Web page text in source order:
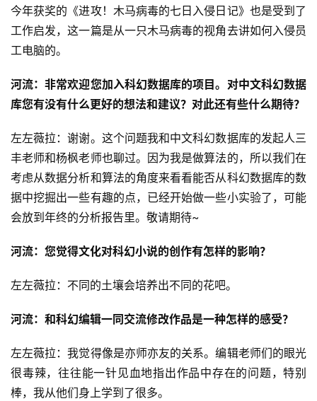
主
科
幻
小
说
库
今年获奖的《进攻！木马病毒的七日入侵日记》也是受到了
工作启发，这一篇是从一只木马病毒的视角去讲如何入侵员
工电脑的。
河流：非常欢迎您加入科幻数据库的项目。对中文科幻数据
库您有没有什么更好的想法和建议？对此还有些什么期待？
左左薇拉：谢谢。这个问题我和中文科幻数据库的发起人三
丰老师和杨枫老师也聊过。因为我是做算法的，所以我们在
考虑从数据分析和算法的角度来看看能否从科幻数据库的数
据中挖掘出一些有趣的点，已经开始做一些小实验了，可能
会放到年终的分析报告里。敬请期待~
河流：您觉得文化对科幻小说的创作有怎样的影响？
左左薇拉：不同的土壤会培养出不同的花吧。
河流：和科幻编辑一同交流修改作品是一种怎样的感受？
左左薇拉：我觉得像是亦师亦友的关系。编辑老师们的眼光
很毒辣，往往能一针见血地指出作品中存在的问题，特别
棒，我从他们身上学到了很多。